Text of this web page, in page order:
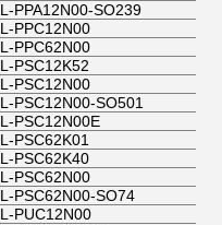
PPA12N00-SO239
PPC12N00
PPC62N00
PSC12K52
PSC12N00
PSC12N00-SO501
PSC12N00E
PSC62K01
PSC62K40
PSC62N00
PSC62N00-SO74
PUC12N00